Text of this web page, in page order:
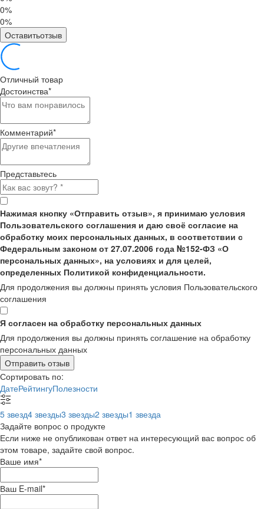
0%
0%
Оставитьотзыв
Отличный товар
Достоинства*
Комментарий*
Представьтесь
Нажимая кнопку «Отправить отзыв», я принимаю условия
Пользовательского соглашения и даю своё согласие на
обработку моих персональных данных, в соответствии с
Федеральным законом от 27.07.2006 года №152-ФЗ «О
персональных данных», на условиях и для целей,
определенных Политикой конфиденциальности.
Для продолжения вы должны принять условия Пользовательского
соглашения
Я согласен на обработку персональных данных
Для продолжения вы должны принять соглашение на обработку
персональных данных
Отправить отзыв
Сортировать по:
ДатеРейтингуПолезности
5 звезд4 звезды3 звезды2 звезды1 звезда
Задайте вопрос о продукте
Если ниже не опубликован ответ на интересующий вас вопрос об
этом товаре, задайте свой вопрос.
Ваше имя*
Ваш E-mail*